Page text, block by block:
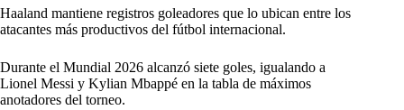
Haaland mantiene registros goleadores que lo ubican entre los
atacantes más productivos del fútbol internacional.
Durante el Mundial 2026 alcanzó siete goles, igualando a
Lionel Messi y Kylian Mbappé en la tabla de máximos
anotadores del torneo.